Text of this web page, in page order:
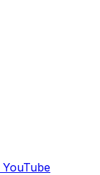
YouTube